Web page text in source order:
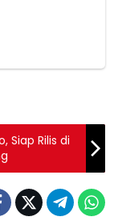
Siap Rilis di